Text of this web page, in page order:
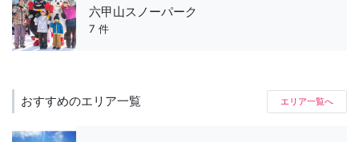
六甲山スノーパーク
7 件
おすすめのエリア一覧 エリア一覧へ